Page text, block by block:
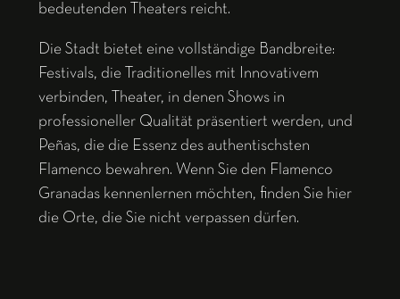
bedeutenden Theaters reicht.
Die Stadt bietet eine vollständige Bandbreite:
Festivals, die Traditionelles mit Innovativem
verbinden, Theater, in denen Shows in
professioneller Qualität präsentiert werden, und
Peñas, die die Essenz des authentischsten
Flamenco bewahren. Wenn Sie den Flamenco
Granadas kennenlernen möchten, finden Sie hier
die Orte, die Sie nicht verpassen dürfen.